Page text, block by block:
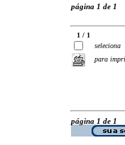
página 1 de 1
1 / 1
seleciona
para
página 1 de 1